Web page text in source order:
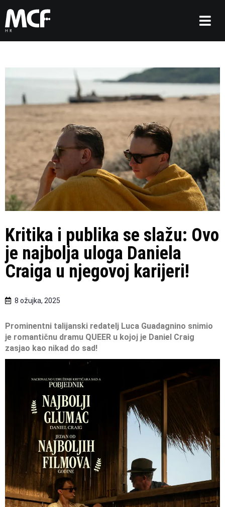
Kritika i publika se slažu: Ovo
je najbolja uloga Daniela
Craiga u njegovoj karijeri!
8 ožujka, 2025
Prominentni talijanski redatelj Luca Guadagnino snimio
je romantičnu dramu QUEER u kojoj je Daniel Craig
zasjao kao nikad do sad!